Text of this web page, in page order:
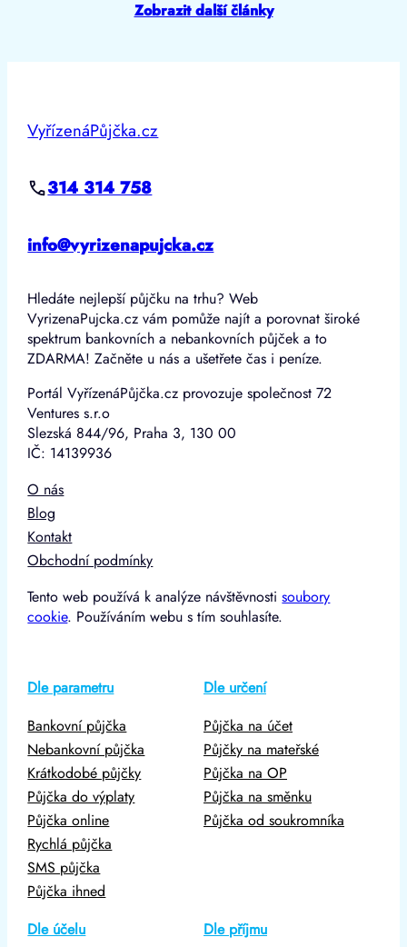
Zobrazit další články
VyřízenáPůjčka.cz
314 314 758
info@vyrizenapujcka.cz
Hledáte nejlepší půjčku na trhu? Web
VyrizenaPujcka.cz vám pomůže najít a porovnat široké
spektrum bankovních a nebankovních půjček a to
ZDARMA! Začněte u nás a ušetřete čas i peníze.
Portál VyřízenáPůjčka.cz provozuje společnost 72
Ventures s.r.o
Slezská 844/96, Praha 3, 130 00
IČ: 14139936
O nás
Blog
Kontakt
Obchodní podmínky
Tento web používá k analýze návštěvnostisoubory
cookie. Používáním webu s tím souhlasíte.
Dle parametru
Bankovní půjčka
Nebankovní půjčka
Krátkodobé půjčky
Půjčka do výplaty
Půjčka online
Rychlá půjčka
SMS půjčka
Půjčka ihned
Dle určení
Půjčka na účet
Půjčky na mateřské
Půjčka na OP
Půjčka na směnku
Půjčka od soukromníka
Dle účelu Dle příjmu